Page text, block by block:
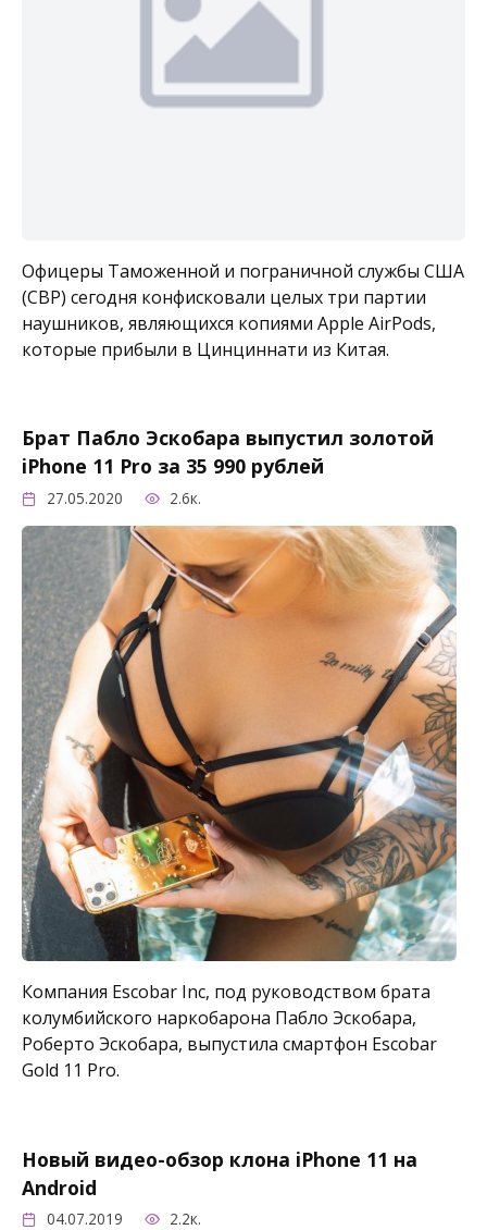
Офицеры Таможенной и пограничной службы США
(CBP) сегодня конфисковали целых три партии
наушников, являющихся копиями Apple AirPods,
которые прибыли в Цинциннати из Китая.
Брат Пабло Эскобара выпустил золотой
iPhone 11 Pro за 35 990 рублей
27.05.2020 2.6к.
Компания Escobar Inc, под руководством брата
колумбийского наркобарона Пабло Эскобара,
Роберто Эскобара, выпустила смартфон Escobar
Gold 11 Pro.
Новый видео-обзор клона iPhone 11 на
Android
04.07.2019 2.2к.